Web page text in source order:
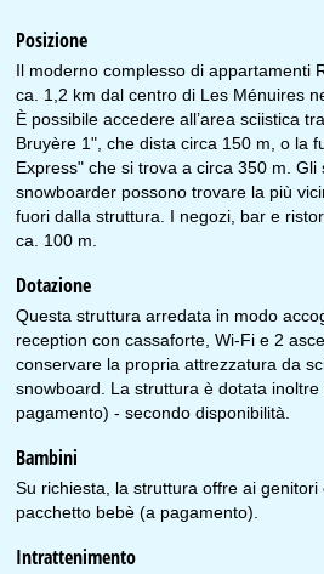
Posizione
Il moderno complesso di appartamenti
ca. 1,2 km dal centro di Les Ménuires
È possibile accedere all’area sciistica
Bruyère 1", che dista circa 150 m, o la
Express" che si trova a circa 350 m. Gli
snowboarder possono trovare la più
fuori dalla struttura. I negozi, bar e
ca. 100 m.
Dotazione
Questa struttura arredata in modo
reception con cassaforte, Wi-Fi e 2
conservare la propria attrezzatura da
snowboard. La struttura è dotata
pagamento) - secondo disponibilità.
Bambini
Su richiesta, la struttura offre ai genitori
pacchetto bebè (a pagamento).
Intrattenimento